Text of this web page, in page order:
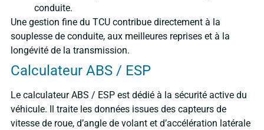
conduite.
Une gestion fine du TCU contribue directement à la
souplesse de conduite, aux meilleures reprises et à la
longévité de la transmission.
Calculateur ABS / ESP
Le calculateur ABS / ESP est dédié à la sécurité active du
véhicule. Il traite les données issues des capteurs de
vitesse de roue, d’angle de volant et d’accélération latérale